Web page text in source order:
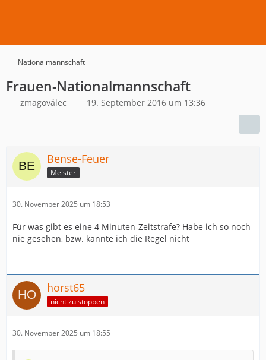
Nationalmannschaft
Frauen-Nationalmannschaft
zmagoválec 19. September 2016 um 13:36
Bense-Feuer
Meister
30. November 2025 um 18:53
Für was gibt es eine 4 Minuten-Zeitstrafe? Habe ich so noch
nie gesehen, bzw. kannte ich die Regel nicht
horst65
nicht zu stoppen
30. November 2025 um 18:55